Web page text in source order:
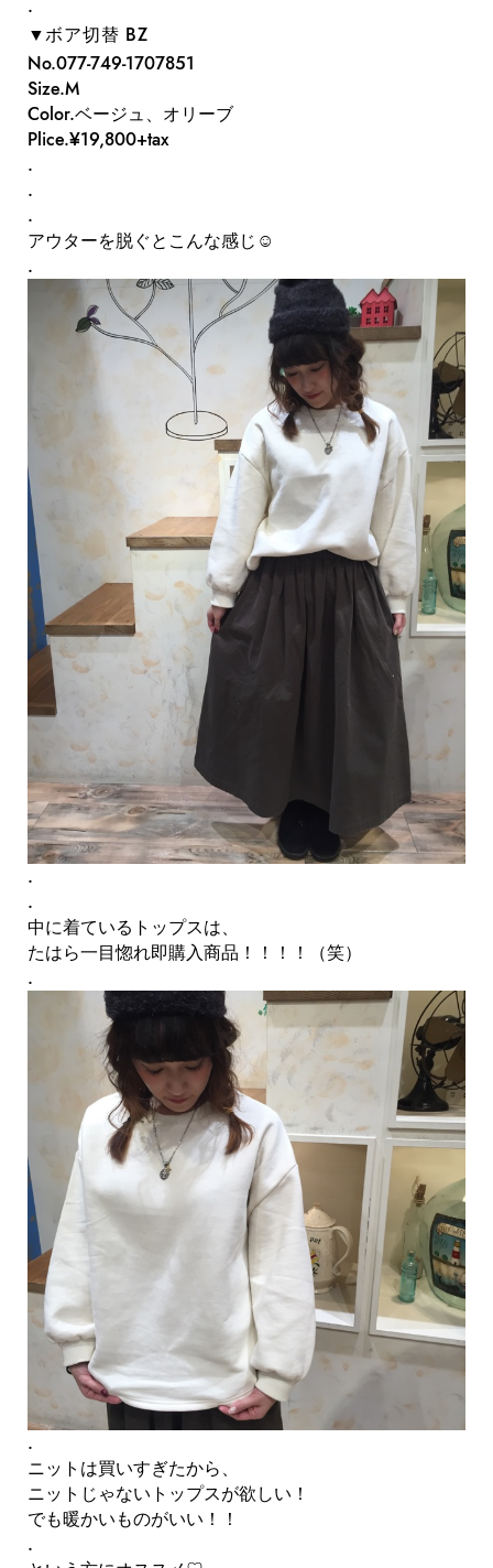
.
▼ボア切替 BZ
No.077-749-1707851
Size.M
Color.ベージュ、オリーブ
Plice.¥19,800+tax
.
.
.
アウターを脱ぐとこんな感じ☺︎
.
.
.
中に着ているトップスは、
たはら一目惚れ即購入商品！！！！（笑）
.
.
ニットは買いすぎたから、
ニットじゃないトップスが欲しい！
でも暖かいものがいい！！
.